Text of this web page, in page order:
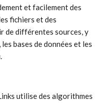
et facilement des
fichiers et des
de différentes sources, y
bases de données et les
utilise des algorithmes